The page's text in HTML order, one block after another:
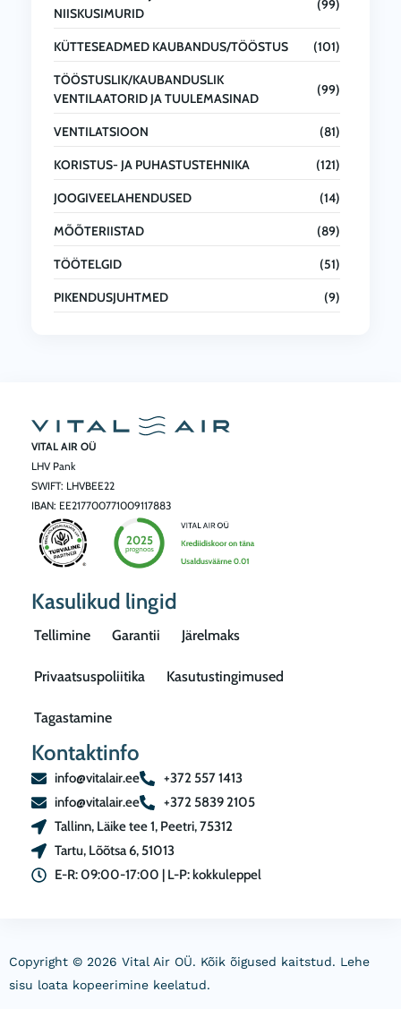
NIISKUSIMURID
(99)
KÜTTESEADMED KAUBANDUS/TÖÖSTUS (101)
TÖÖSTUSLIK/KAUBANDUSLIK
VENTILAATORID JA TUULEMASINAD
(99)
VENTILATSIOON (81)
KORISTUS- JA PUHASTUSTEHNIKA (121)
JOOGIVEELAHENDUSED (14)
MÕÕTERIISTAD (89)
TÖÖTELGID (51)
PIKENDUSJUHTMED (9)
VITAL AIR OÜ
LHV Pank
SWIFT: LHVBEE22
IBAN: EE217700771009117883
Kasulikud lingid
Tellimine Garantii Järelmaks
Privaatsuspoliitika Kasutustingimused
Tagastamine
Kontaktinfo
info@vitalair.ee
+372 557 1413
info@vitalair.ee
+372 5839 2105
Tallinn, Läike tee 1, Peetri, 75312
Tartu, Lõõtsa 6, 51013
E-R: 09:00-17:00 | L-P: kokkuleppel
Copyright © 2026 Vital Air OÜ. Kõik õigused kaitstud. Lehe
sisu loata kopeerimine keelatud.